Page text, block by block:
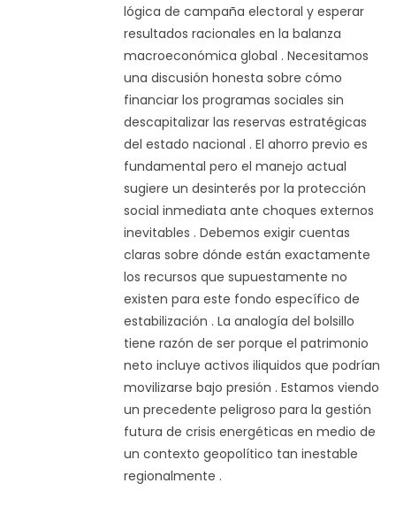
lógica de campaña electoral y esperar
resultados racionales en la balanza
macroeconómica global . Necesitamos
una discusión honesta sobre cómo
financiar los programas sociales sin
descapitalizar las reservas estratégicas
del estado nacional . El ahorro previo es
fundamental pero el manejo actual
sugiere un desinterés por la protección
social inmediata ante choques externos
inevitables . Debemos exigir cuentas
claras sobre dónde están exactamente
los recursos que supuestamente no
existen para este fondo específico de
estabilización . La analogía del bolsillo
tiene razón de ser porque el patrimonio
neto incluye activos iliquidos que podrían
movilizarse bajo presión . Estamos viendo
un precedente peligroso para la gestión
futura de crisis energéticas en medio de
un contexto geopolítico tan inestable
regionalmente .